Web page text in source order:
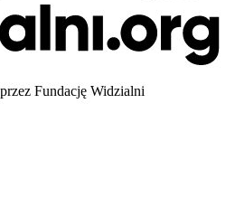
Fundację Widzialni